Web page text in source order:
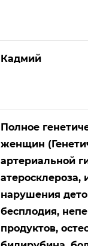
Кадмий
Полное
женщин
артериальной
атеросклероза,
нарушения
бесплодия,
продуктов,